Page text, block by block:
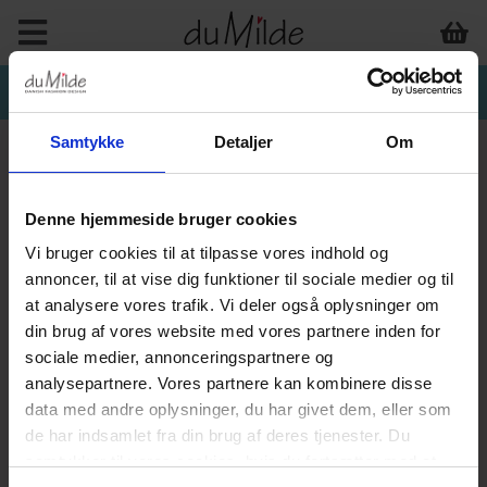
Samtykke Detaljer Om
Denne hjemmeside bruger cookies
Vi bruger cookies til at tilpasse vores indhold og
annoncer, til at vise dig funktioner til sociale medier og til
at analysere vores trafik. Vi deler også oplysninger om
din brug af vores website med vores partnere inden for
sociale medier, annonceringspartnere og
analysepartnere. Vores partnere kan kombinere disse
data med andre oplysninger, du har givet dem, eller som
de har indsamlet fra din brug af deres tjenester. Du